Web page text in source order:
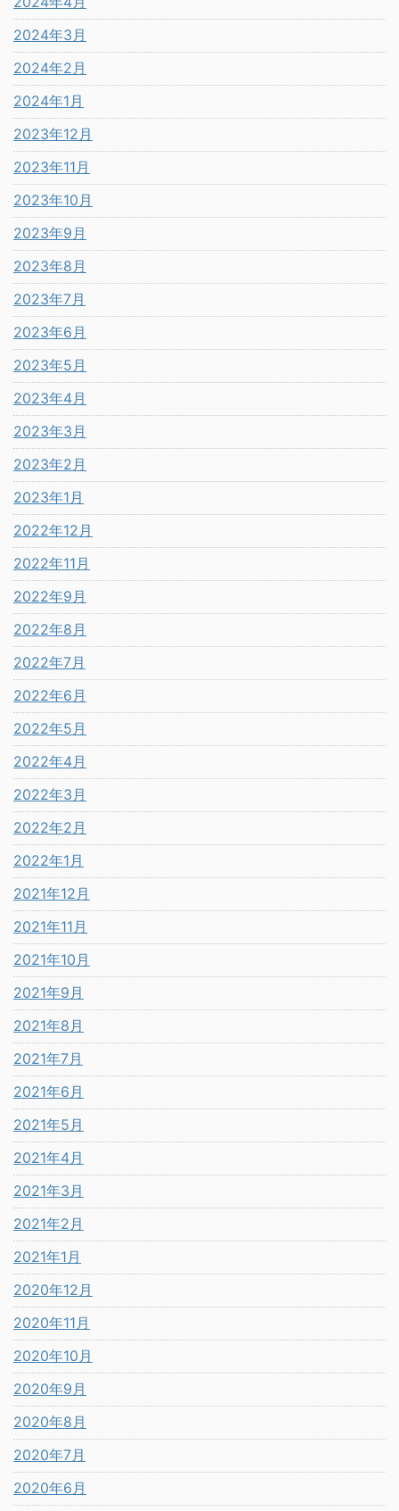
2024年3月
2024年2月
2024年1月
2023年12月
2023年11月
2023年10月
2023年9月
2023年8月
2023年7月
2023年6月
2023年5月
2023年4月
2023年3月
2023年2月
2023年1月
2022年12月
2022年11月
2022年9月
2022年8月
2022年7月
2022年6月
2022年5月
2022年4月
2022年3月
2022年2月
2022年1月
2021年12月
2021年11月
2021年10月
2021年9月
2021年8月
2021年7月
2021年6月
2021年5月
2021年4月
2021年3月
2021年2月
2021年1月
2020年12月
2020年11月
2020年10月
2020年9月
2020年8月
2020年7月
2020年6月